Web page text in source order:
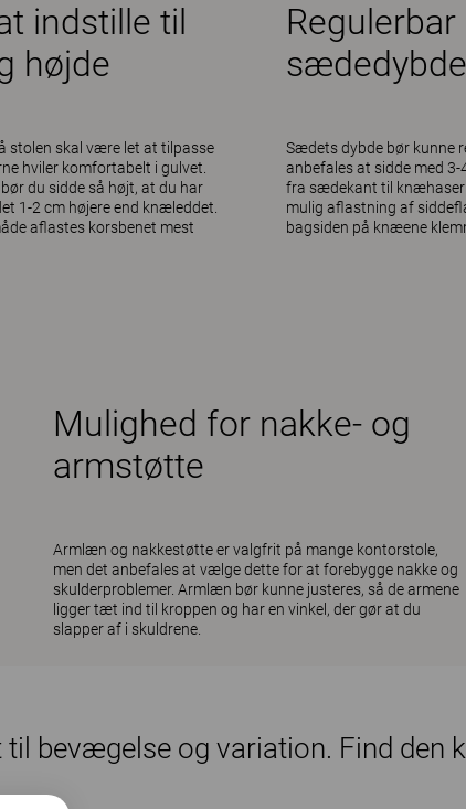
indstille til
højde
stolen skal være let at tilpasse
hviler komfortabelt i gulvet.
du sidde så højt, at du har
1-2 cm højere end knæleddet.
aflastes korsbenet mest
Regulerbar
sædedybde
Sædets dybde bør kunne
anbefales at sidde med
fra sædekant til
mulig aflastning af
bagsiden på knæene
Mulighed for nakke- og
armstøtte
Armlæn og nakkestøtte er valgfrit på mange kontorstole,
men det anbefales at vælge dette for at forebygge nakke og
skulderproblemer. Armlæn bør kunne justeres, så de armene
ligger tæt ind til kroppen og har en vinkel, der gør at du
slapper af i skuldrene.
til bevægelse og variation. Find den